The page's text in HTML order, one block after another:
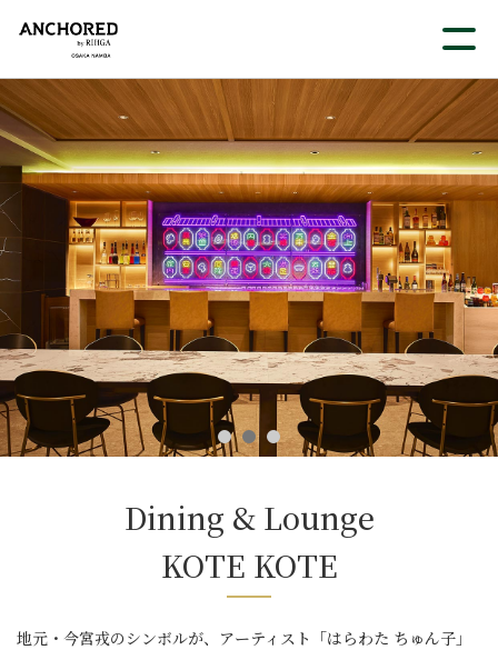
Dining & Lounge
KOTE KOTE
地元・今宮戎のシンボルが、アーティスト「はらわた ちゅん子」